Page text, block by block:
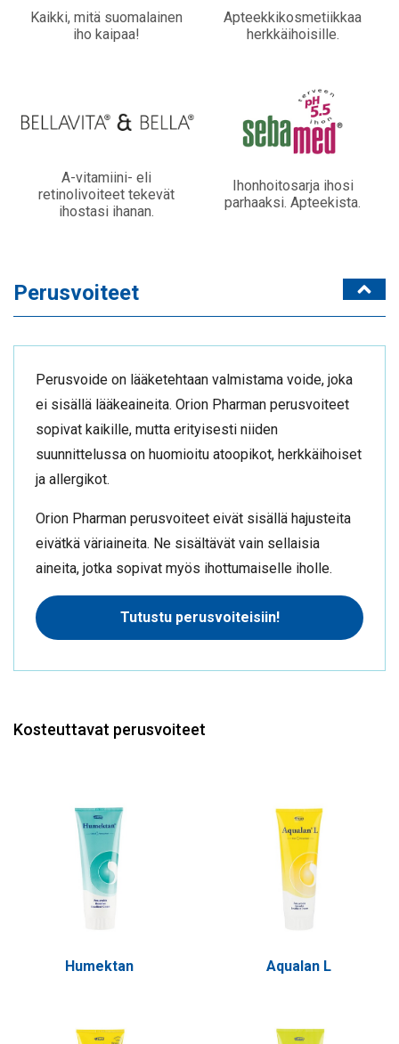
Kaikki, mitä suomalainen
iho kaipaa!
Apteekkikosmetiikkaa
herkkäihoisille.
A-vitamiini- eli
retinolivoiteet tekevät
ihostasi ihanan.
Ihonhoitosarja ihosi
parhaaksi. Apteekista.
Perusvoiteet
Perusvoide on lääketehtaan valmistama voide, joka
ei sisällä lääkeaineita. Orion Pharman perusvoiteet
sopivat kaikille, mutta erityisesti niiden
suunnittelussa on huomioitu atoopikot, herkkäihoiset
ja allergikot.
Orion Pharman perusvoiteet eivät sisällä hajusteita
eivätkä väriaineita. Ne sisältävät vain sellaisia
aineita, jotka sopivat myös ihottumaiselle iholle.
Tutustu perusvoiteisiin!
Kosteuttavat perusvoiteet
Humektan Aqualan L